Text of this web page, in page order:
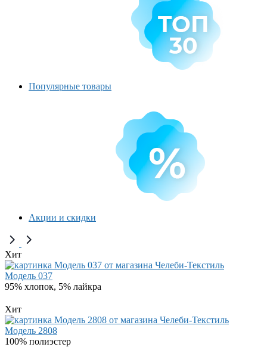
Популярные товары
Акции и скидки
Хит
Модель 037
95% хлопок, 5% лайкра
Хит
Модель 2808
100% полиэстер